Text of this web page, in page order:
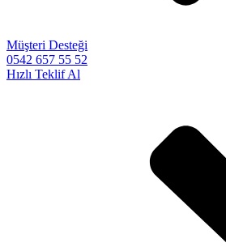
Müşteri Desteği
0542 657 55 52
Hızlı Teklif Al